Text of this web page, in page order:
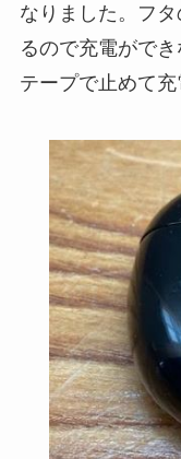
なりました。フ
るので充電がで
テープで止めて充